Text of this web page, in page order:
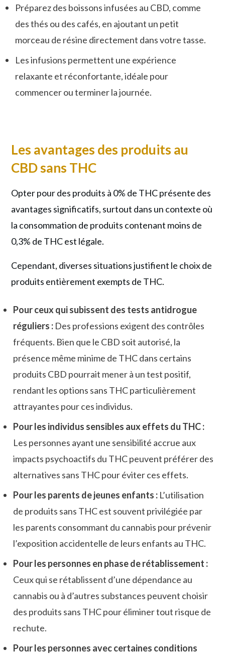
Préparez des boissons infusées au CBD, comme
des thés ou des cafés, en ajoutant un petit
morceau de résine directement dans votre tasse.
Les infusions permettent une expérience
relaxante et réconfortante, idéale pour
commencer ou terminer la journée.
Les avantages des produits au
CBD sans THC
Opter pour des produits à 0% de THC présente des
avantages significatifs, surtout dans un contexte où
la consommation de produits contenant moins de
0,3% de THC est légale.
Cependant, diverses situations justifient le choix de
produits entièrement exempts de THC.
Pour ceux qui subissent des tests antidrogue
réguliers : Des professions exigent des contrôles
fréquents. Bien que le CBD soit autorisé, la
présence même minime de THC dans certains
produits CBD pourrait mener à un test positif,
rendant les options sans THC particulièrement
attrayantes pour ces individus.
Pour les individus sensibles aux effets du THC :
Les personnes ayant une sensibilité accrue aux
impacts psychoactifs du THC peuvent préférer des
alternatives sans THC pour éviter ces effets.
Pour les parents de jeunes enfants : L’utilisation
de produits sans THC est souvent privilégiée par
les parents consommant du cannabis pour prévenir
l’exposition accidentelle de leurs enfants au THC.
Pour les personnes en phase de rétablissement :
Ceux qui se rétablissent d’une dépendance au
cannabis ou à d’autres substances peuvent choisir
des produits sans THC pour éliminer tout risque de
rechute.
Pour les personnes avec certaines conditions